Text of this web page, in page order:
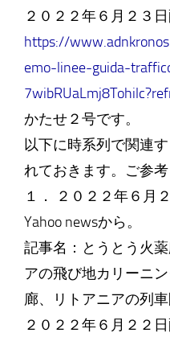
２０２２年６月２３
https://
emo-linee-guida-
かたせ２号です。
以下に時系列で関連
れておきます。ご参考
１． ２０２２年６月
Yahoo newsから。
記事名：とうとう火
アの飛び地カリーニ
廊、リトアニアの列車
２０２２年６月２２